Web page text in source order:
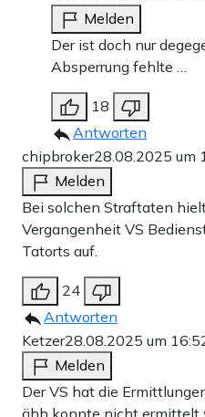
Melden
Der ist doch nur
Absperrung fehlte …
18
Antworten
chipbroker28.08.2025 um
Melden
Bei solchen Straftaten
Vergangenheit VS
Tatorts auf.
24
Antworten
Ketzer28.08.2025 um
Melden
Der VS hat die